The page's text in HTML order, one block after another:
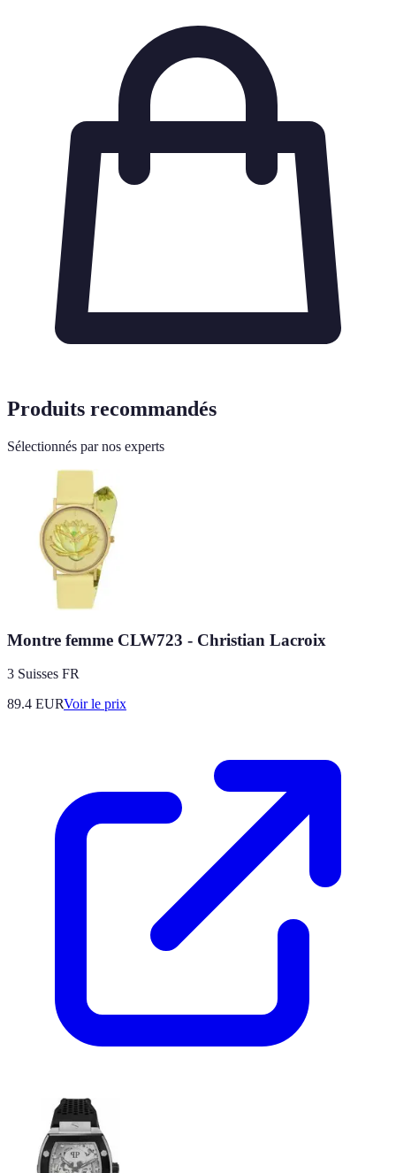
Produits recommandés
Sélectionnés par nos experts
Montre femme CLW723 - Christian Lacroix
3 Suisses FR
89.4 EURVoir le prix